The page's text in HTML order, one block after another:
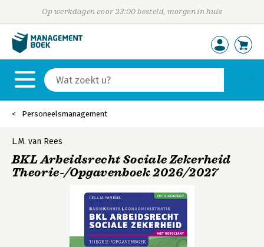
Op werkdagen voor 23:00 besteld, morgen in huis
Personeelsmanagement
L.M. van Rees
BKL Arbeidsrecht Sociale Zekerheid
Theorie-/Opgavenboek 2026/2027